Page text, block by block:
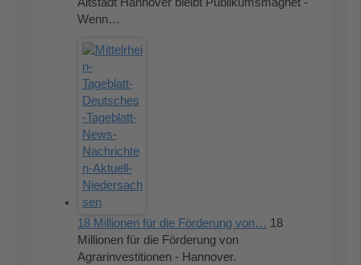
Altstadt Hannover bleibt Publikumsmagnet -
Wenn…
18 Millionen für die Förderung von… 18
Millionen für die Förderung von
Agrarinvestitionen - Hannover.